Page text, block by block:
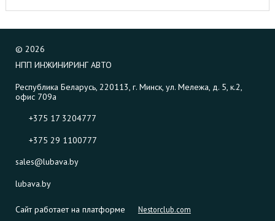
© 2026
НПП ИНЖИНИРИНГ АВТО
Республика Беларусь, 220113, г. Минск, ул. Мележа, д. 5, к.2,
офис 709а
+375 17 3204777
+375 29 1100777
sales@lubava.by
lubava.by
Сайт работает на платформе Nestorclub.com